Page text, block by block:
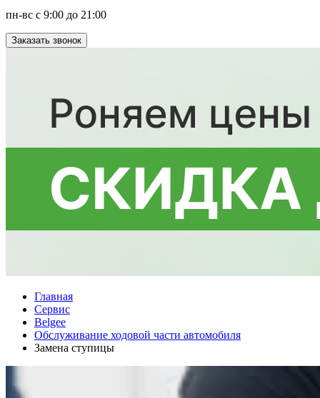
пн-вс с 9:00 до 21:00
Заказать звонок
Главная
Сервис
Belgee
Обслуживание ходовой части автомобиля
Замена ступицы